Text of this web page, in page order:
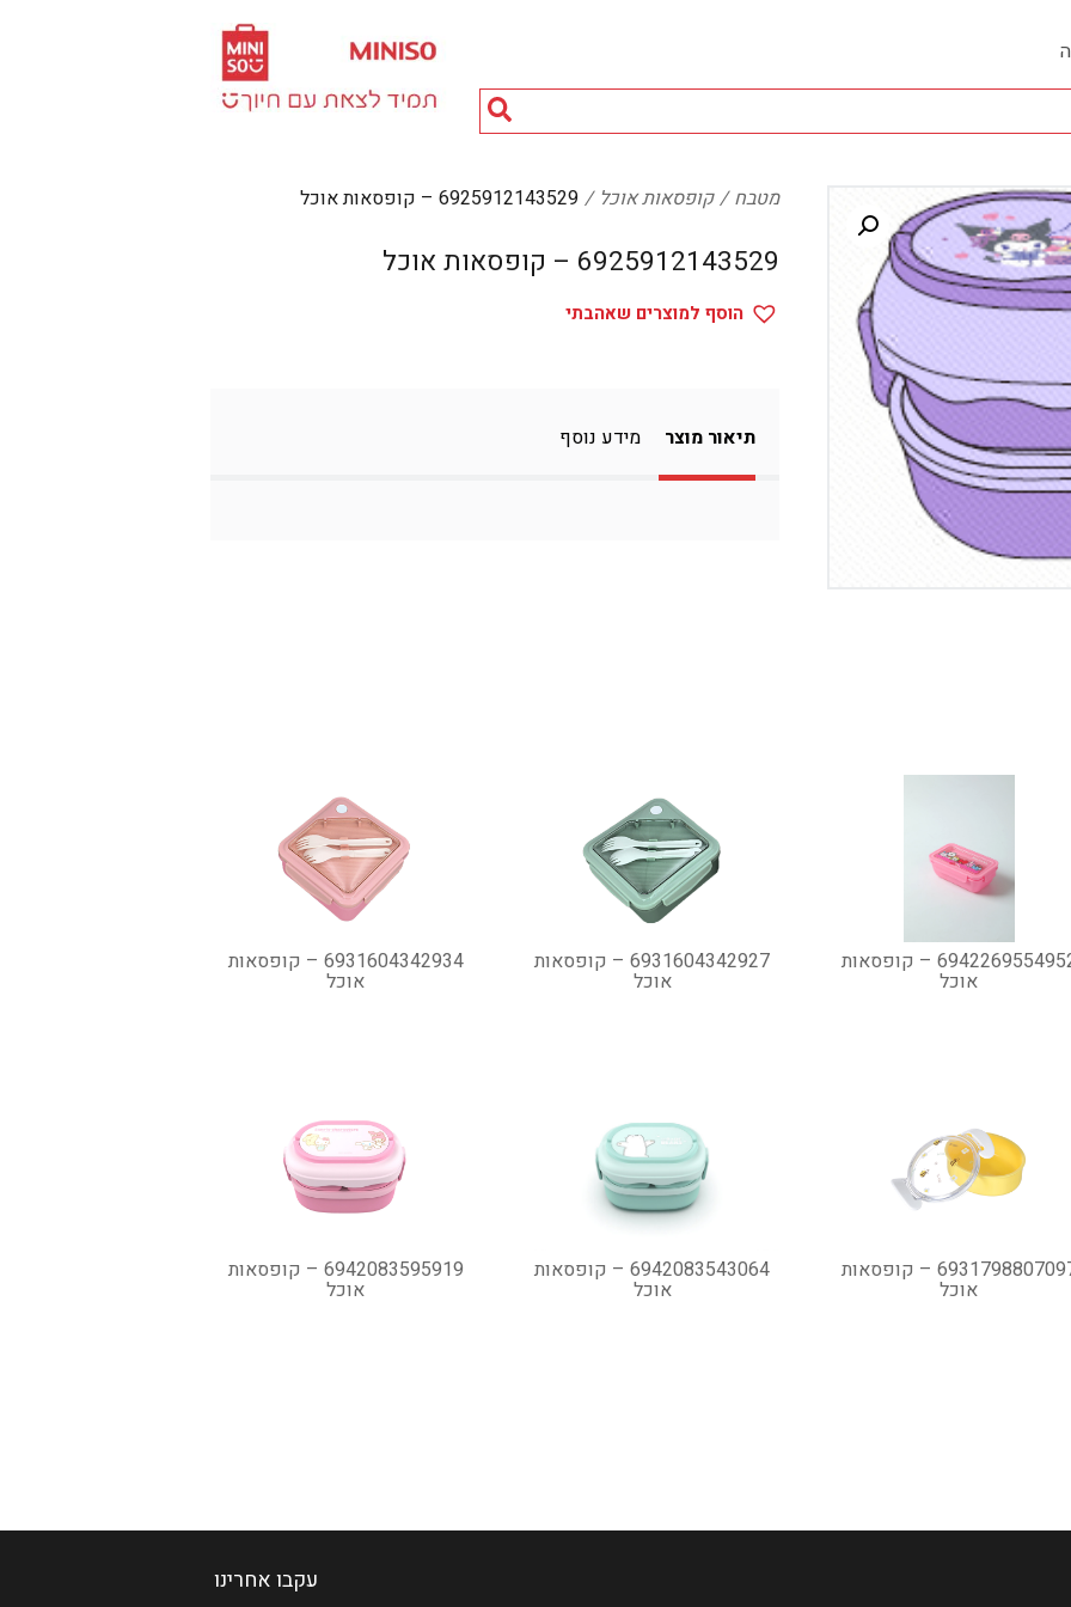
חיפוש
מוצרים...
מטבח קופסאות אוכל 6925912143529 – קופסאות אוכל
6925912143529 – קופסאות אוכל
הוסף למוצרים שאהבתי
תיאור מוצר מידע נוסף
6942269554952 – קופסאות
אוכל
6931604342927 – קופסאות
אוכל
6931604342934 – קופסאות
אוכל
6931798807097 – קופסאות
אוכל
6942083543064 – קופסאות
אוכל
6942083595919 – קופסאות
אוכל
עקבו אחרינו